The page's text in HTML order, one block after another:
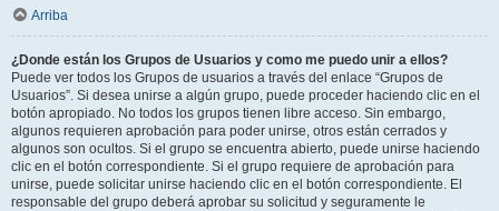
Arriba
¿Donde están los Grupos de Usuarios y como me puedo unir a ellos?
Puede ver todos los Grupos de usuarios a través del enlace “Grupos de
Usuarios”. Si desea unirse a algún grupo, puede proceder haciendo clic en el
botón apropiado. No todos los grupos tienen libre acceso. Sin embargo,
algunos requieren aprobación para poder unirse, otros están cerrados y
algunos son ocultos. Si el grupo se encuentra abierto, puede unirse haciendo
clic en el botón correspondiente. Si el grupo requiere de aprobación para
unirse, puede solicitar unirse haciendo clic en el botón correspondiente. El
responsable del grupo deberá aprobar su solicitud y seguramente le